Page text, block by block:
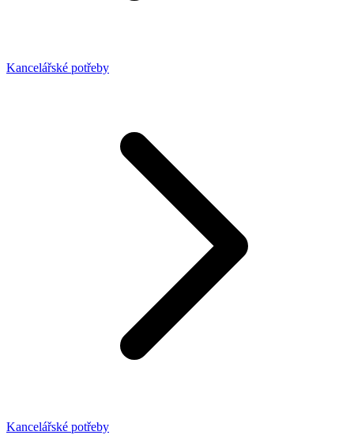
Kancelářské potřeby
Kancelářské potřeby